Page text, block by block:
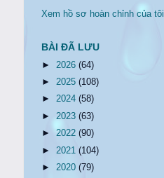
Xem hồ sơ hoàn chỉnh của tôi
BÀI ĐÃ LƯU
► 2026 (64)
► 2025 (108)
► 2024 (58)
► 2023 (63)
► 2022 (90)
► 2021 (104)
► 2020 (79)